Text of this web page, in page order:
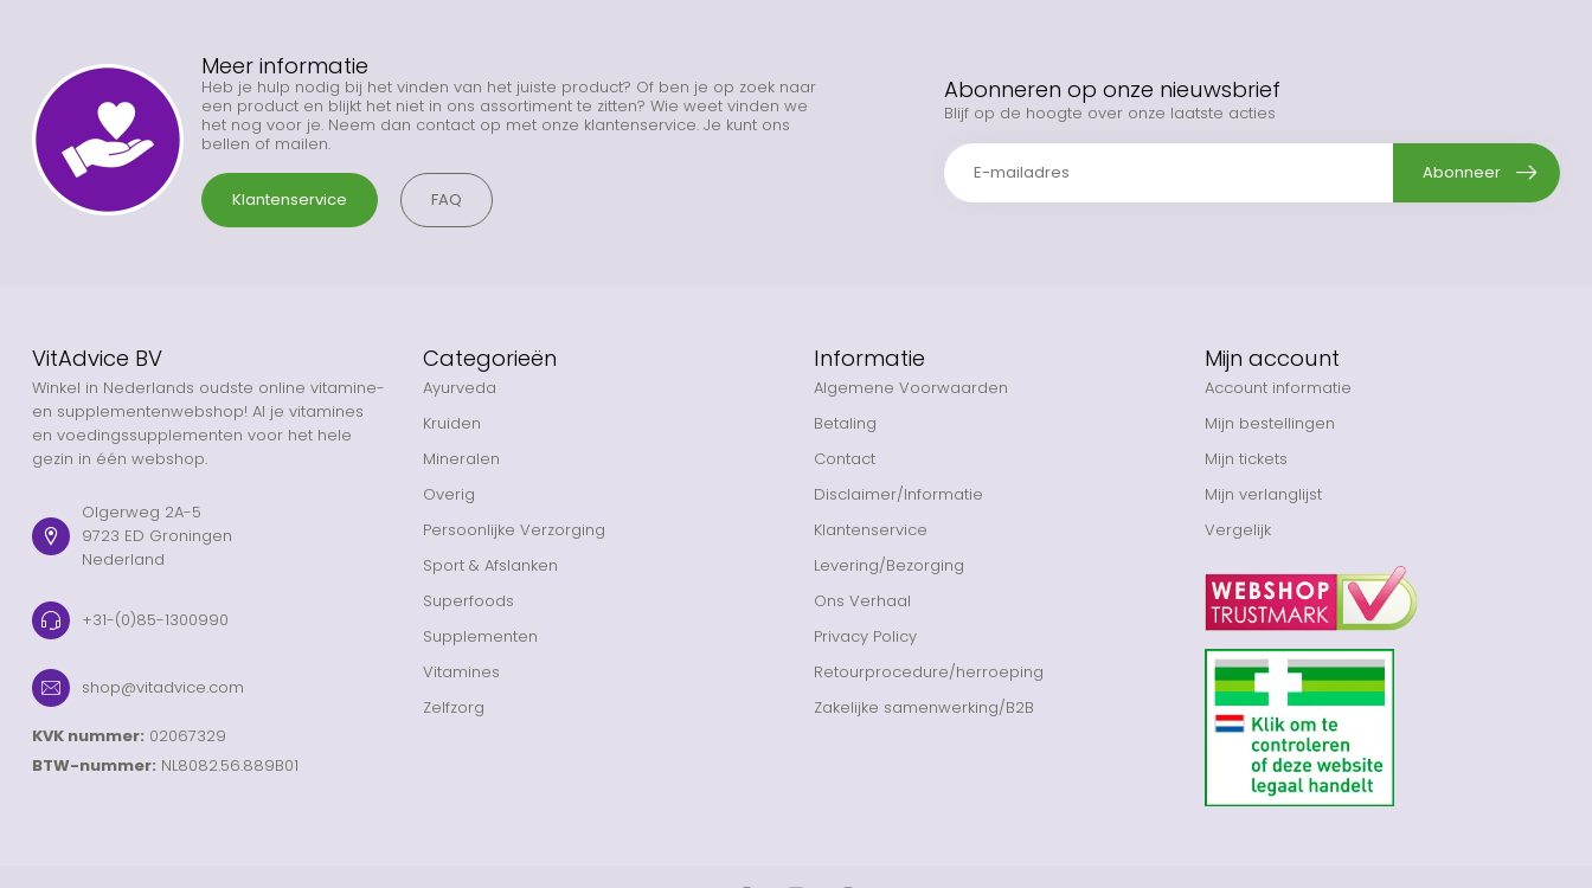
Meer informatie
Heb je hulp nodig bij het vinden van het juiste product? Of ben je op zoek naar
een product en blijkt het niet in ons assortiment te zitten? Wie weet vinden we
het nog voor je. Neem dan contact op met onze klantenservice. Je kunt ons
bellen of mailen.
Klantenservice FAQ
Abonneren op onze nieuwsbrief
Blijf op de hoogte over onze laatste acties
Abonneer
VitAdvice BV
Winkel in Nederlands oudste online vitamine-
en supplementenwebshop! Al je vitamines
en voedingssupplementen voor het hele
gezin in één webshop.
Olgerweg 2A-5
9723 ED Groningen
Nederland
+31-(0)85-1300990
shop@vitadvice.com
KVK nummer: 02067329
BTW-nummer: NL8082.56.889B01
Categorieën
Ayurveda
Kruiden
Mineralen
Overig
Persoonlijke Verzorging
Sport & Afslanken
Superfoods
Supplementen
Vitamines
Zelfzorg
Informatie
Algemene Voorwaarden
Betaling
Contact
Disclaimer/Informatie
Klantenservice
Levering/Bezorging
Ons Verhaal
Privacy Policy
Retourprocedure/herroeping
Zakelijke samenwerking/B2B
Mijn account
Account informatie
Mijn bestellingen
Mijn tickets
Mijn verlanglijst
Vergelijk